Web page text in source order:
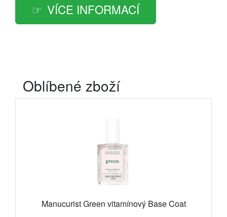
VÍCE INFORMACÍ
Oblíbené zboží
Manucurist Green vitamínový Base Coat